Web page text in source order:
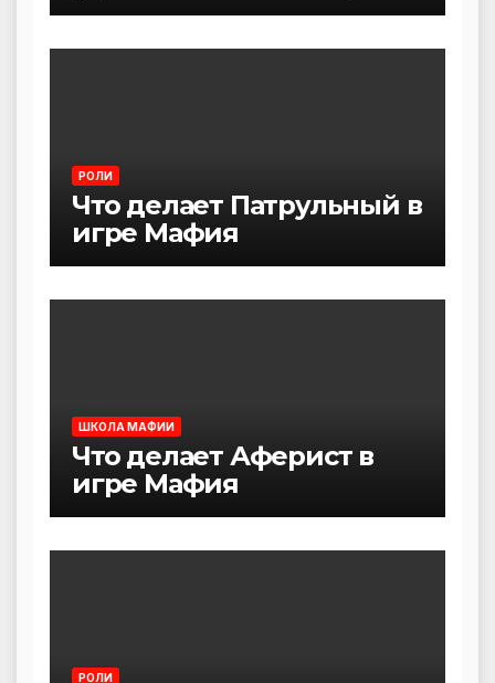
РОЛИ
Что делает Патрульный в
игре Мафия
ШКОЛА МАФИИ
Что делает Аферист в
игре Мафия
РОЛИ